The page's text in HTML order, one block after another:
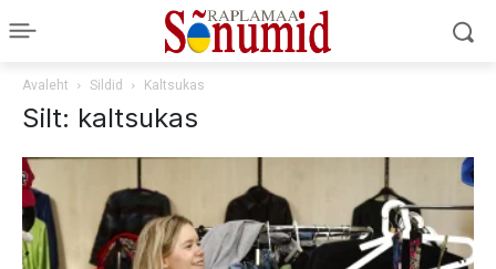
Avaleht Sildid Kaltsukas
Silt: kaltsukas